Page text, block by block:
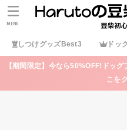
しつけグッズBest3 ドッ
MENU
【期間限定】今なら50%OFF!ドッ
こを